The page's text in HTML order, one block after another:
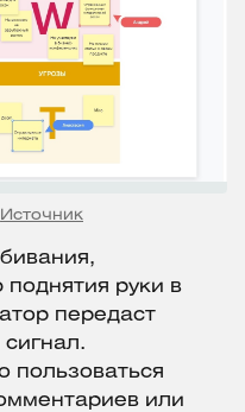
Источник
руки в
передаст
пользоваться
или